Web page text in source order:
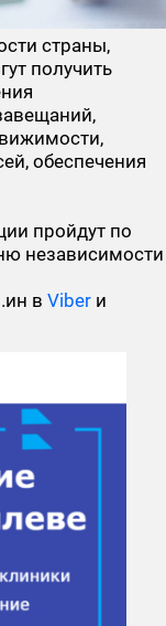
страны,
получить
обеспечения
пройдут по
независимости
в Viber и